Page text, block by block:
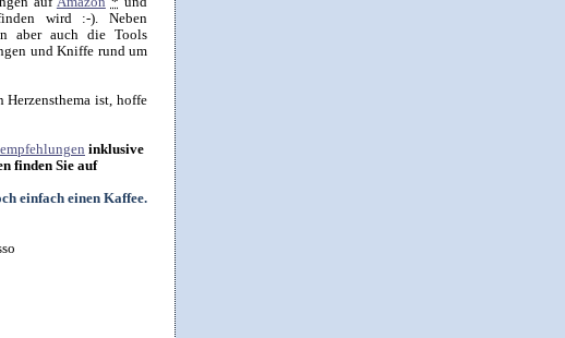
wird :-). Neben
aber auch die Tools
und Kniffe rund um
ist, hoffe
inklusive
finden Sie auf